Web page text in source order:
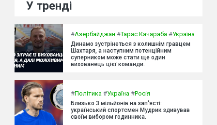
У тренді
#Азербайджан #Тарас Качараба #Україна
Динамо зустрінеться з колишнім гравцем
Шахтаря, а наступним потенційним
суперником може стати ще один
вихованець цієї команди.
#Політика #Україна #Росія
Близько 3 мільйонів на зап'ясті:
український спортсмен Мудрик здивував
своїм вибором годинника.